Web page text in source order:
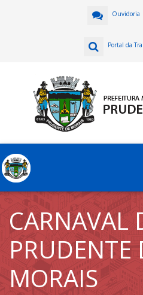
Ouvidoria
Portal da
CARNAVAL
PRUDENTE
MORAIS